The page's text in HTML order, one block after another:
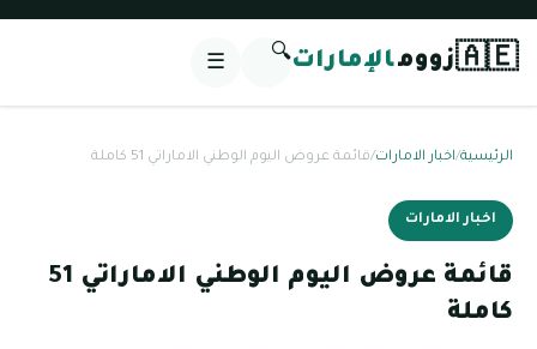
🇦🇪زوومالإمارات🔍
☰
الرئيسية/اخبار الامارات/قائمة عروض اليوم الوطني الاماراتي 51 كاملة
اخبار الامارات
قائمة عروض اليوم الوطني الاماراتي 51
كاملة